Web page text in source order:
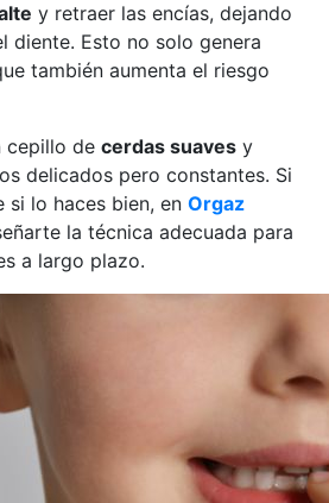
y retraer las encías, dejando
diente. Esto no solo genera
también aumenta el riesgo
cepillo de cerdas suaves y
delicados pero constantes. Si
si lo haces bien, en Orgaz
la técnica adecuada para
a largo plazo.